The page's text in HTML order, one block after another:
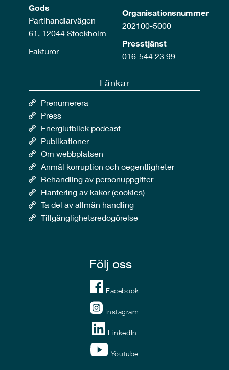
Gods
Partihandlarvägen
61, 12044 Stockholm
Fakturor
Organisationsnummer
202100-5000
Presstjänst
016-544 23 99
Länkar
Prenumerera
Press
Energiutblick podcast
Publikationer
Om webbplatsen
Anmäl korruption och oegentligheter
Behandling av personuppgifter
Hantering av kakor (cookies)
Ta del av allmän handling
Tillgänglighetsredogörelse
Följ oss
Facebook
Instagram
LinkedIn
Youtube